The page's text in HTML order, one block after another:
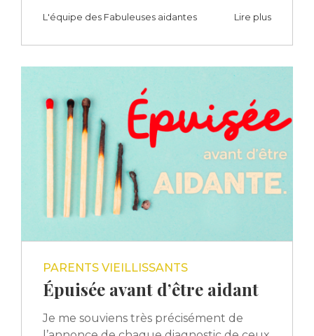
L'équipe des Fabuleuses aidantes Lire plus
PARENTS VIEILLISSANTS
Épuisée avant d’être aidant
Je me souviens très précisément de